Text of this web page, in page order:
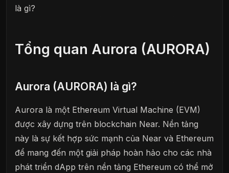
là gì?
Tổng quan Aurora (AURORA)
Aurora (AURORA) là gì?
Aurora là một Ethereum Virtual Machine (EVM)
được xây dựng trên blockchain Near. Nền tảng
này là sự kết hợp sức mạnh của Near và Ethereum
để mang đến một giải pháp hoàn hảo cho các nhà
phát triển dApp trên nền tảng Ethereum có thể mở